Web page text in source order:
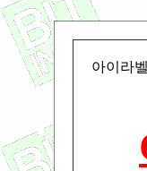
아이라